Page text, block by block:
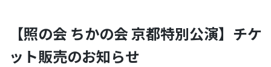
【照の会 ちかの会 京都特別公演】チケ
ット販売のお知らせ